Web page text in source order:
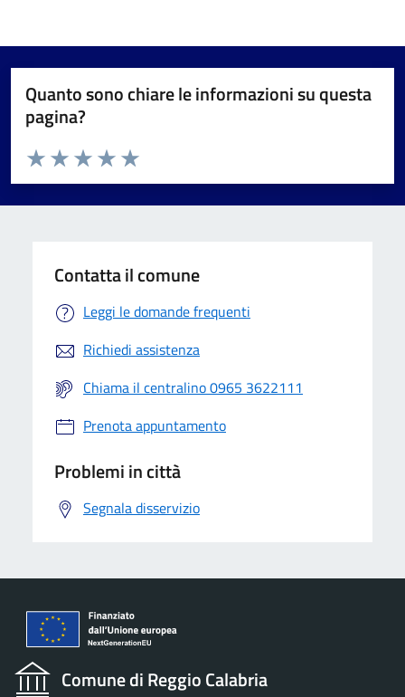
Quanto sono chiare le informazioni su questa
pagina?
Valuta da 1 a 5 stelle la pagina
Valuta 5 stelle su 5
Valuta 4 stelle su 5
Valuta 3 stelle su 5
Valuta 2 stelle su 5
Valuta 1 stelle su 5
Contatta il comune
Leggi le domande frequenti
Richiedi assistenza
Chiama il centralino 0965 3622111
Prenota appuntamento
Problemi in città
Segnala disservizio
Comune di Reggio Calabria